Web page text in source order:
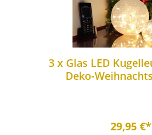
3 x Glas LED
Deko-
29,95 €*